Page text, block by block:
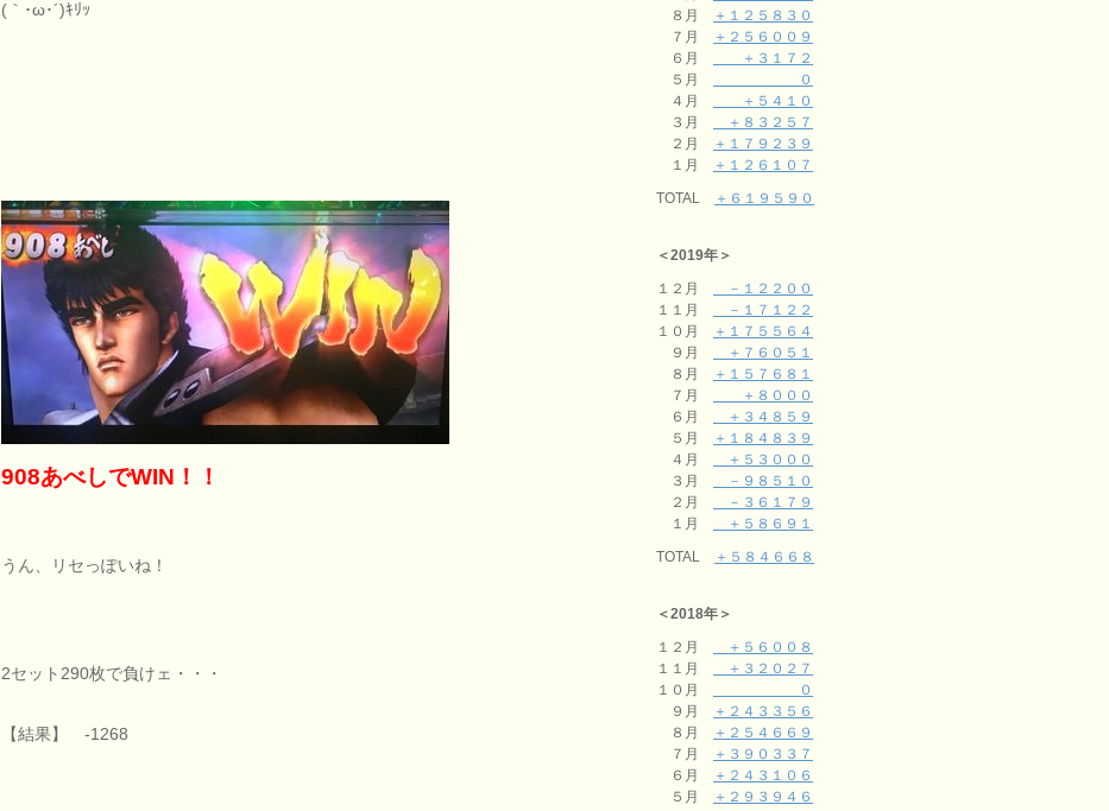
(｀･ω･´)ｷﾘｯ
908あべしでWIN！！
うん、リセっぽいね！
2セット290枚で負けェ・・・
【結果】 -1268
８月
＋１２５８３０
７月
＋２５６００９
６月
＋３１７２
５月
０
４月
＋５４１０
３月
＋８３２５７
２月
＋１７９２３９
１月
＋１２６１０７
TOTAL
＋６１９５９０
＜2019年＞
１２月
－１２２００
１１月
－１７１２２
１０月
＋１７５５６４
９月
＋７６０５１
８月
＋１５７６８１
７月
＋８０００
６月
＋３４８５９
５月
＋１８４８３９
４月
＋５３０００
３月
－９８５１０
２月
－３６１７９
１月
＋５８６９１
TOTAL
＋５８４６６８
＜2018年＞
１２月
＋５６００８
１１月
＋３２０２７
１０月
０
９月
＋２４３３５６
８月
＋２５４６６９
７月
＋３９０３３７
６月
＋２４３１０６
５月
＋２９３９４６